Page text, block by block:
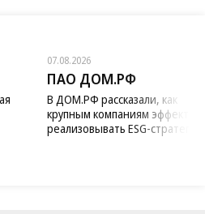
07.08.2026
ПАО ДОМ.РФ
В ДОМ.РФ рассказали, как
крупным компаниям
реализовывать ESG-стратегию